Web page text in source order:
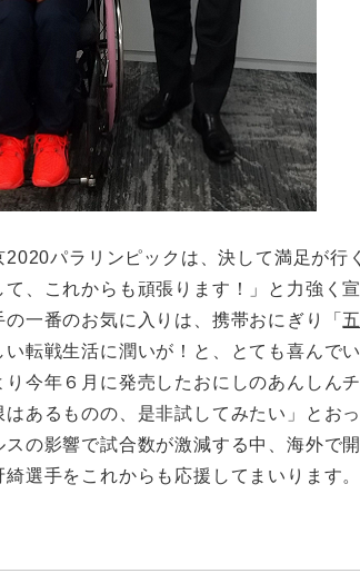
2020パラリンピックは、決して満足が
て、これからも頑張ります！」と力強く
一番のお気に入りは、携帯おにぎり「
い転戦生活に潤いが！と、とても喜んで
り今年６月に発売したおにしのあんしん
あるものの、是非試してみたい」とお
スの影響で試合数が激減する中、海外で
綺選手をこれからも応援してまいります。